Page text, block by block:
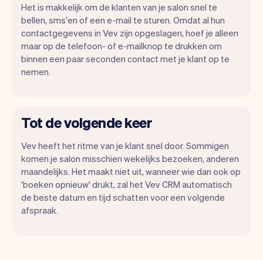
Het is makkelijk om de klanten van je salon snel te
bellen, sms'en of een e-mail te sturen. Omdat al hun
contactgegevens in Vev zijn opgeslagen, hoef je alleen
maar op de telefoon- of e-mailknop te drukken om
binnen een paar seconden contact met je klant op te
nemen.
Tot de volgende keer
Vev heeft het ritme van je klant snel door. Sommigen
komen je salon misschien wekelijks bezoeken, anderen
maandelijks. Het maakt niet uit, wanneer wie dan ook op
'boeken opnieuw' drukt, zal het Vev CRM automatisch
de beste datum en tijd schatten voor een volgende
afspraak.